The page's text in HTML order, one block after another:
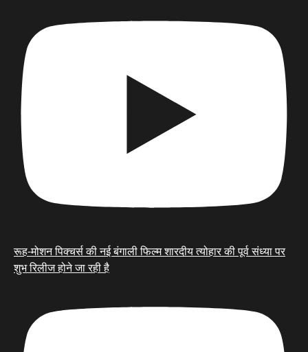
रूह-मोशन पिक्चर्स की नई बंगाली फिल्म शारदीय त्योहार की पूर्व संध्या पर
शुभ रिलीज होने जा रही है